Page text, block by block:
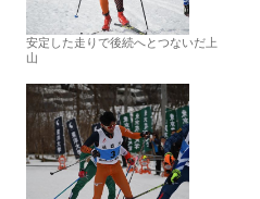
安定した走りで後続へとつないだ上
山